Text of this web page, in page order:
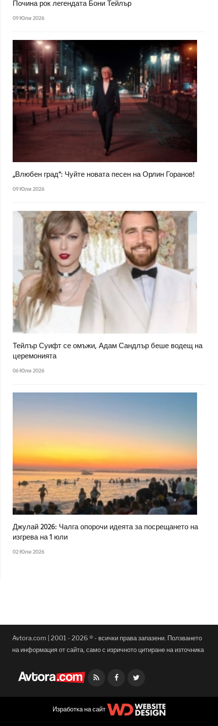
Почина рок легендата Бони Тейлър
09 Юли 2026
„Влюбен град“: Чуйте новата песен на Орлин Горанов!
09 Юли 2026
Тейлър Суифт се омъжи, Адам Сандлър беше водещ на
церемонията
06 Юли 2026
Джулай 2026: Чалга опорочи идеята за посрещането на
изгрева на 1 юли
02 Юли 2026
Avtora.com | 2001 - 2026 ® - всички права запазени. Ползването
на информация от сайта, само с изричното цитиране на източника
Facebook
Изработка на сайт